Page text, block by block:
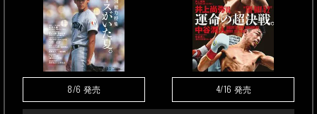
8/6 発売 4/16 発売